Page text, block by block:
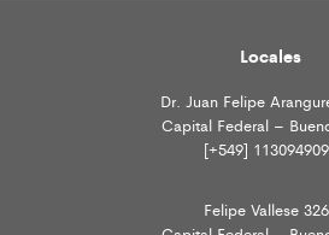
Locales
Dr. Juan Felipe
Capital Federal –
[+549]
Felipe Vallese